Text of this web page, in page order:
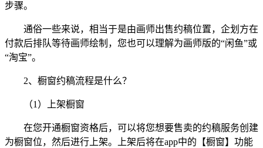
步骤。
通俗一些来说，相当于是由画师出售约稿位置，企划方在
付款后排队等待画师绘制，您也可以理解为画师版的“闲鱼”或
“淘宝”。
2、橱窗约稿流程是什么？
（1）上架橱窗
在您开通橱窗资格后，可以将您想要售卖的约稿服务创建
为橱窗位，然后进行上架。上架后将在app中的【橱窗】功能